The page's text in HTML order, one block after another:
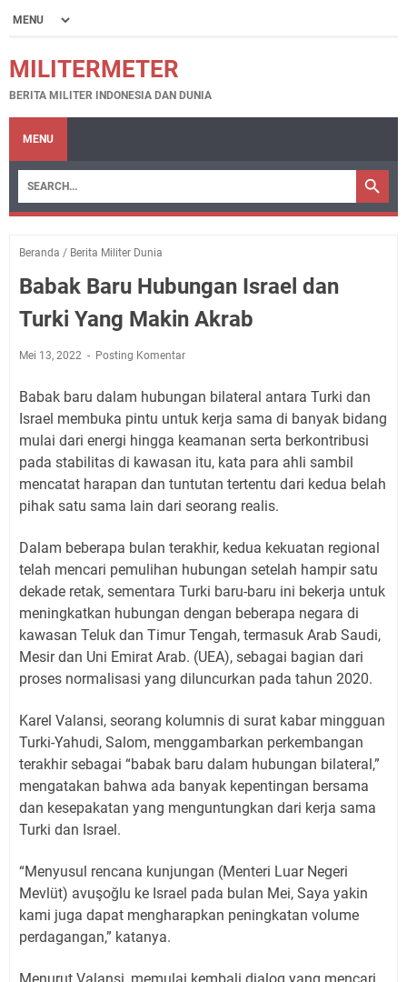
MILITERMETER
BERITA MILITER INDONESIA DAN DUNIA
MENU
Beranda / Berita Militer Dunia
Babak Baru Hubungan Israel dan
Turki Yang Makin Akrab
Mei 13, 2022 Posting Komentar
Babak baru dalam hubungan bilateral antara Turki dan
Israel membuka pintu untuk kerja sama di banyak bidang
mulai dari energi hingga keamanan serta berkontribusi
pada stabilitas di kawasan itu, kata para ahli sambil
mencatat harapan dan tuntutan tertentu dari kedua belah
pihak satu sama lain dari seorang realis.
Dalam beberapa bulan terakhir, kedua kekuatan regional
telah mencari pemulihan hubungan setelah hampir satu
dekade retak, sementara Turki baru-baru ini bekerja untuk
meningkatkan hubungan dengan beberapa negara di
kawasan Teluk dan Timur Tengah, termasuk Arab Saudi,
Mesir dan Uni Emirat Arab. (UEA), sebagai bagian dari
proses normalisasi yang diluncurkan pada tahun 2020.
Karel Valansi, seorang kolumnis di surat kabar mingguan
Turki-Yahudi, Salom, menggambarkan perkembangan
terakhir sebagai “babak baru dalam hubungan bilateral,”
mengatakan bahwa ada banyak kepentingan bersama
dan kesepakatan yang menguntungkan dari kerja sama
Turki dan Israel.
“Menyusul rencana kunjungan (Menteri Luar Negeri
Mevlüt) avuşoğlu ke Israel pada bulan Mei, Saya yakin
kami juga dapat mengharapkan peningkatan volume
perdagangan,” katanya.